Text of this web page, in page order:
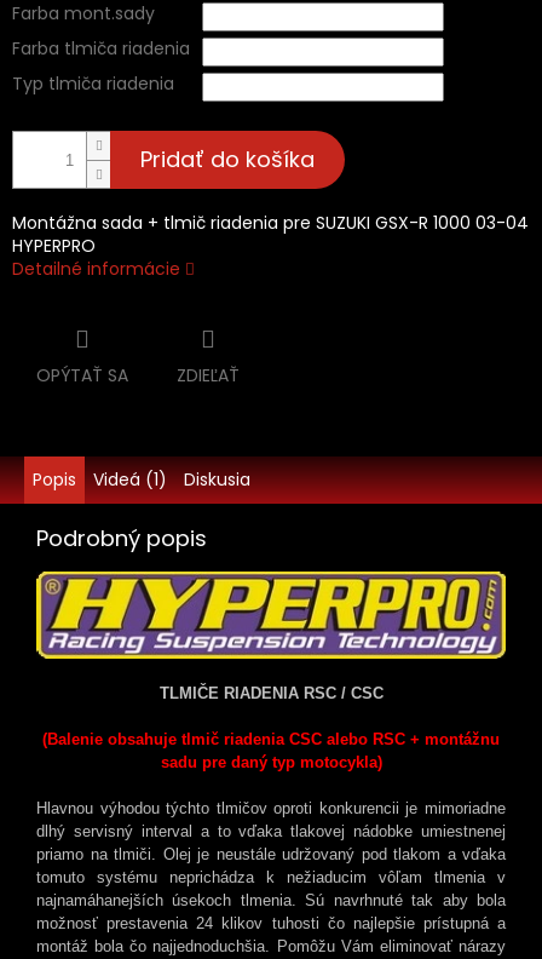
Farba mont.sady
Farba tlmiča riadenia
Typ tlmiča riadenia
Pridať do košíka
Montážna sada + tlmič riadenia pre SUZUKI GSX-R 1000 03-04
HYPERPRO
Detailné informácie
OPÝTAŤ SA ZDIEĽAŤ
Popis Videá (1) Diskusia
Podrobný popis
TLMIČE RIADENIA RSC / CSC
(Balenie obsahuje tlmič riadenia CSC alebo RSC + montážnu
sadu pre daný typ motocykla)
Hlavnou výhodou týchto tlmičov oproti konkurencii je mimoriadne
dlhý servisný interval a to vďaka tlakovej nádobke umiestnenej
priamo na tlmiči. Olej je neustále udržovaný pod tlakom a vďaka
tomuto systému neprichádza k nežiaducim vôľam tlmenia v
najnamáhanejších úsekoch tlmenia. Sú navrhnuté tak aby bola
možnosť prestavenia 24 klikov tuhosti čo najlepšie prístupná a
montáž bola čo najjednoduchšia. Pomôžu Vám eliminovať nárazy